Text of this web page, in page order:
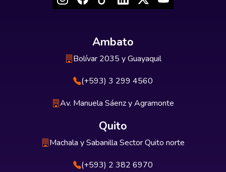
Ambato
Bolívar 2035 y Guayaquil
(+593) 3 299 4560
Av. Manuela Sáenz y Agramonte
Quito
Machala y Sabanilla Sector Quito norte
(+593) 2 382 6970